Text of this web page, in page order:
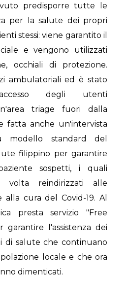
predisporre tutte le
per la salute dei propri
stessi: viene garantito il
e vengono utilizzati
occhiali di protezione.
ambulatoriali ed è stato
degli utenti
triage fuori dalla
fatta anche un'intervista
modello standard del
filippino per garantire
sospetti, i quali
reindirizzati alle
cura del Covid-19. Al
presta servizio "Free
garantire l'assistenza dei
di salute che continuano
locale e che ora
dimenticati.